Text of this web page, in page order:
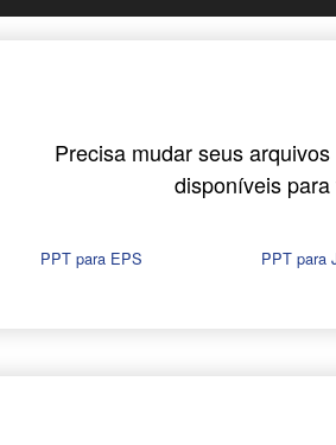
Precisa mudar seus
disponíveis
PPT para EPS PPT para